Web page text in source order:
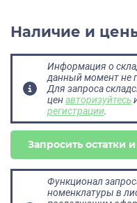
Наличие и
Информация о
данный момент не
Для запроса
ценавторизуйтесь
регистрации.
Запросить остатки
Функционал
номенклатуры в